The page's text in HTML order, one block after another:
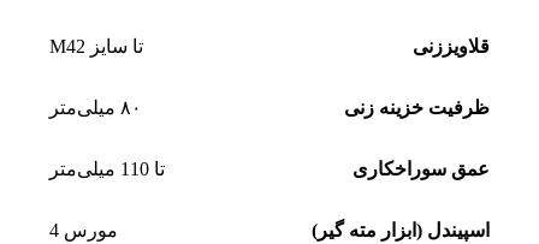
قلاویززنی تا سایز M42
ظرفیت خزینه زنی ۸۰ میلی‌متر
عمق سوراخکاری تا 110 میلی‌متر
اسپیندل (ابزار مته گیر) مورس 4